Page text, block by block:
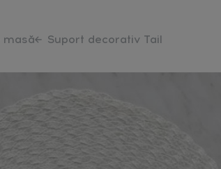
masă Suport decorativ Tail